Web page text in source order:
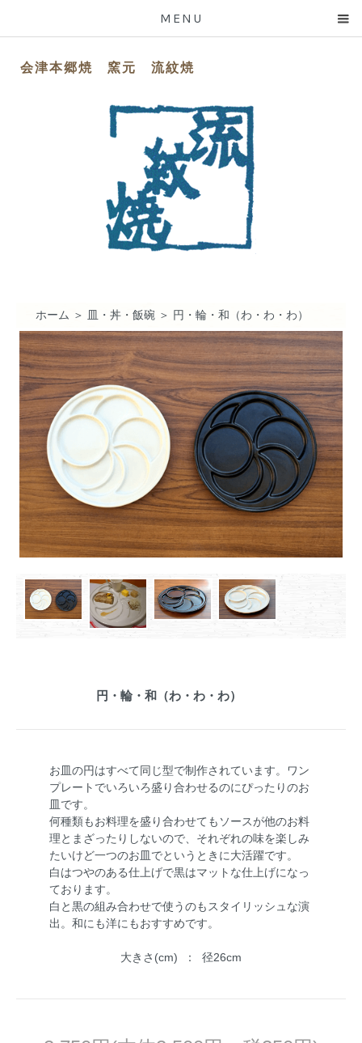
MENU
会津本郷焼 窯元 流紋焼
ホーム ＞ 皿・丼・飯碗 ＞ 円・輪・和（わ・わ・わ）
円・輪・和（わ・わ・わ）
お皿の円はすべて同じ型で制作されています。ワン
プレートでいろいろ盛り合わせるのにぴったりのお
皿です。
何種類もお料理を盛り合わせてもソースが他のお料
理とまざったりしないので、それぞれの味を楽しみ
たいけど一つのお皿でというときに大活躍です。
白はつやのある仕上げで黒はマットな仕上げになっ
ております。
白と黒の組み合わせで使うのもスタイリッシュな演
出。和にも洋にもおすすめです。
大きさ(cm) ： 径26cm